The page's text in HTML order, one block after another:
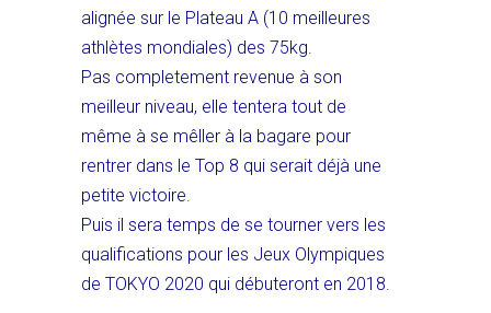
alignée sur le Plateau A (10 meilleures
athlètes mondiales) des 75kg.
Pas completement revenue à son
meilleur niveau, elle tentera tout de
même à se mêller à la bagare pour
rentrer dans le Top 8 qui serait déjà une
petite victoire.
Puis il sera temps de se tourner vers les
qualifications pour les Jeux Olympiques
de TOKYO 2020 qui débuteront en 2018.